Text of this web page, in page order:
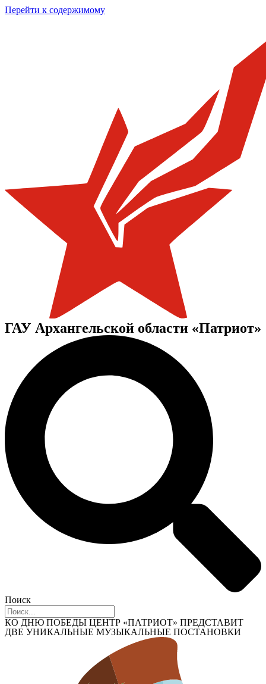
Перейти к содержимому
ГАУ Архангельской области «Патриот»
Поиск
КО ДНЮ ПОБЕДЫ ЦЕНТР «ПАТРИОТ» ПРЕДСТАВИТ
ДВЕ УНИКАЛЬНЫЕ МУЗЫКАЛЬНЫЕ ПОСТАНОВКИ